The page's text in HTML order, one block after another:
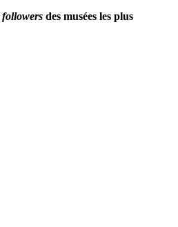
followers des musées les plus